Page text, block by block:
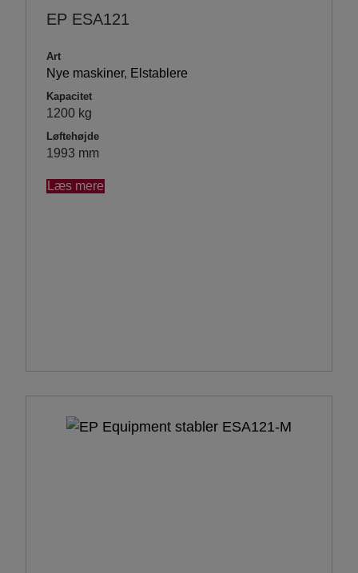
EP ESA121
Art
Nye maskiner, Elstablere
Kapacitet
1200 kg
Løftehøjde
1993 mm
Læs mere